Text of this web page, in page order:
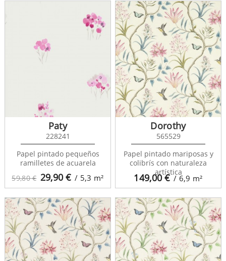
59,80 € 29,90€ / 5,3 m²
Paty
228241
Papel pintado pequeños
ramilletes de acuarela
149,00€ / 6,9 m²
Dorothy
565529
Papel pintado mariposas y
colibrís con naturaleza
artística